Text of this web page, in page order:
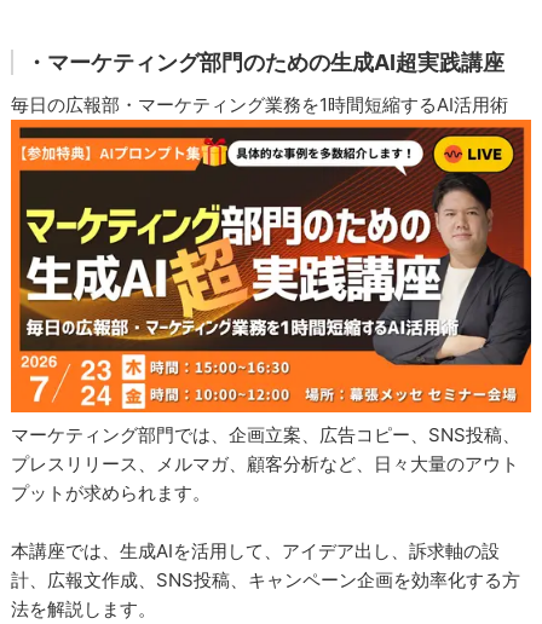
・マーケティング部門のための生成AI超実践講座
毎日の広報部・マーケティング業務を1時間短縮するAI活用術
マーケティング部門では、企画立案、広告コピー、SNS投稿、
プレスリリース、メルマガ、顧客分析など、日々大量のアウト
プットが求められます。
本講座では、生成AIを活用して、アイデア出し、訴求軸の設
計、広報文作成、SNS投稿、キャンペーン企画を効率化する方
法を解説します。